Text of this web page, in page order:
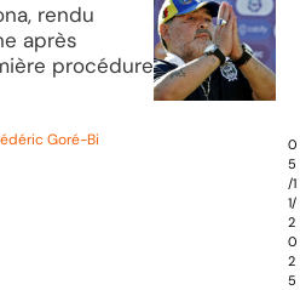
rendu
après
procédure
Goré-Bi
0
5
/1
1/
2
0
2
5